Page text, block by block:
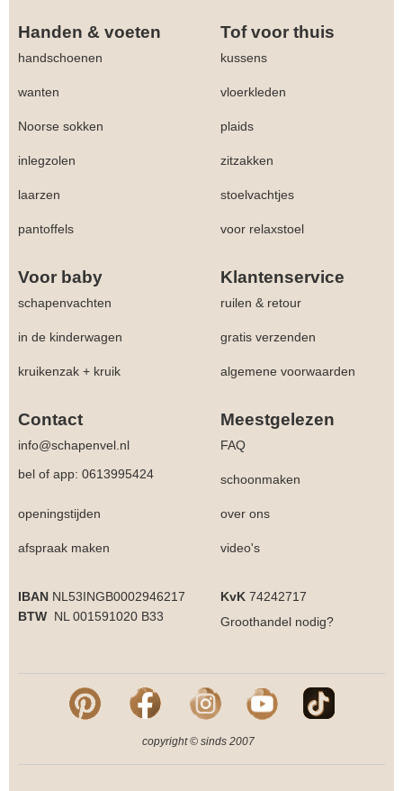
Handen & voeten Tof voor thuis
handschoenen kussens
wanten vloerkleden
Noorse sokken plaids
inlegzolen zitzakken
laarzen stoelvachtjes
pantoffels voor relaxstoel
Voor baby Klantenservice
schapenvachten ruilen & retour
in de kinderwagen gratis verzenden
kruikenzak + kruik algemene voorwaarden
Contact Meestgelezen
info@schapenvel.nl
FAQ
bel of app: 0613995424
schoonmaken
openingstijden over ons
afspraak maken video's
IBAN NL53INGB0002946217 KvK 74242717
BTW NL 001591020 B33 Groothandel nodig?
copyright © sinds 2007